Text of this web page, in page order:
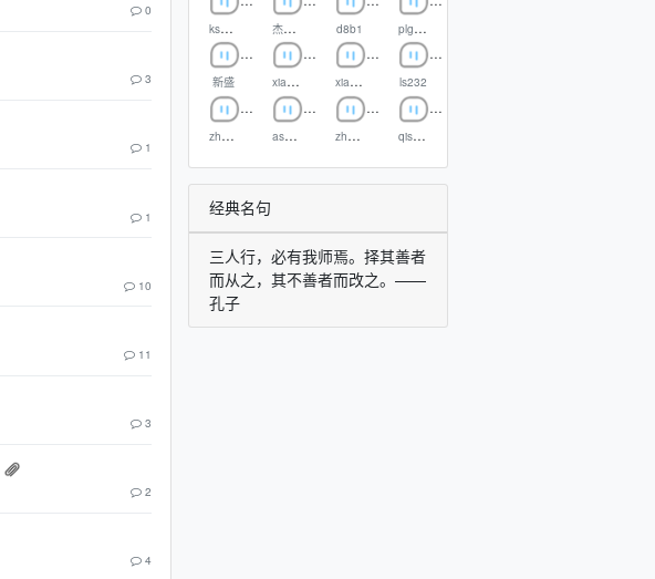
0
3
1
1
10
11
3
2
4
ksong 杰同学 d8b1 plgrldxw
新盛 xiaohei88 xiaohei ls232
zhuomo asdasd zhongkehai qisong
经典名句
三人行，必有我师焉。择其善者
而从之，其不善者而改之。——
孔子